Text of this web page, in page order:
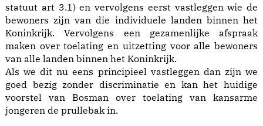
statuut art 3.1) en vervolgens eerst vastleggen wie de
bewoners zijn van die individuele landen binnen het
Koninkrijk. Vervolgens een gezamenlijke afspraak
maken over toelating en uitzetting voor alle bewoners
van alle landen binnen het Koninkrijk.
Als we dit nu eens principieel vastleggen dan zijn we
goed bezig zonder discriminatie en kan het huidige
voorstel van Bosman over toelating van kansarme
jongeren de prullebak in.